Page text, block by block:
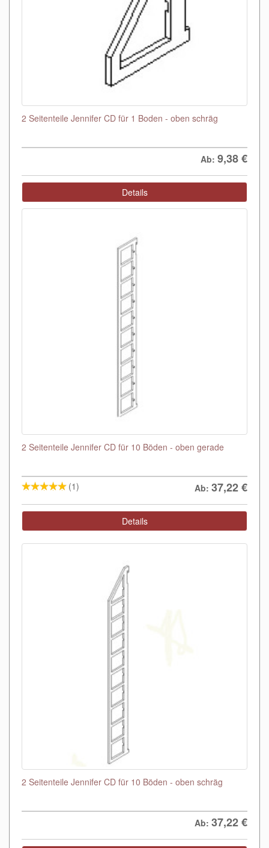
2 Seitenteile Jennifer CD für 1 Boden - oben schräg
Ab: 9,38€
Details
2 Seitenteile Jennifer CD für 10 Böden - oben gerade
(1) Ab: 37,22€
Details
2 Seitenteile Jennifer CD für 10 Böden - oben schräg
Ab: 37,22€